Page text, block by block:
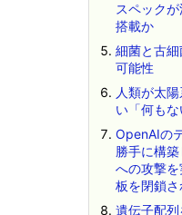
スペック
搭載か
細菌と古
可能性
人類が太
い「何も
OpenAIの
勝手に構
への攻撃
板を閉鎖
遺伝子配